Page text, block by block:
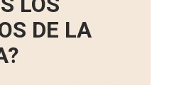
DE LA